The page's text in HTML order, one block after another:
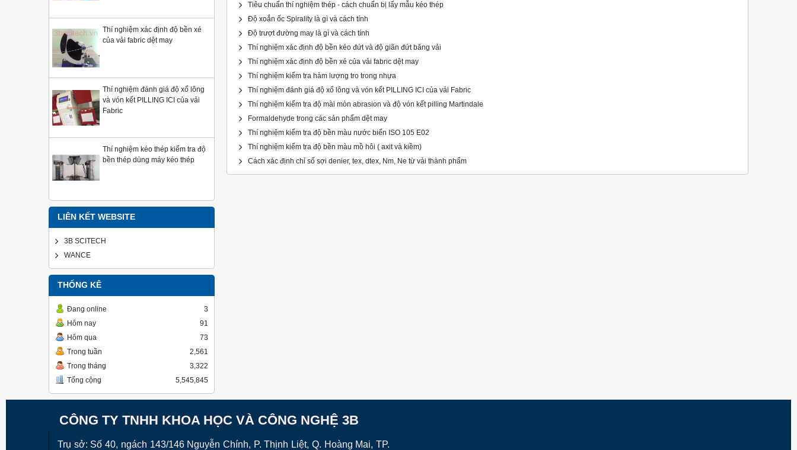
Thí nghiệm xác định độ bền xé
của vải fabric dệt may
Thí nghiệm đánh giá độ xổ lông
và vón kết PILLING ICI của vải
Fabric
Thí nghiệm kéo thép kiểm tra độ
bền thép dùng máy kéo thép
LIÊN KẾT WEBSITE
3B SCITECH
WANCE
THỐNG KÊ
Đang online
3
Hôm nay
91
Hôm qua
73
Trong tuần
2,561
Trong tháng
3,322
Tổng cộng
5,545,845
Tiêu chuẩn thí nghiệm thép - cách chuẩn bị lấy mẫu kéo thép
Độ xoắn ốc Spirality là gì và cách tính
Độ trượt đường may là gì và cách tính
Thí nghiệm xác định độ bền kéo đứt và độ giãn đứt băng vải
Thí nghiệm xác định độ bền xé của vải fabric dệt may
Thí nghiệm kiểm tra hàm lượng tro trong nhựa
Thí nghiệm đánh giá độ xổ lông và vón kết PILLING ICI của vải Fabric
Thí nghiệm kiểm tra độ mài mòn abrasion và độ vón kết pilling Martindale
Formaldehyde trong các sản phẩm dệt may
Thí nghiệm kiểm tra độ bền màu nước biển ISO 105 E02
Thí nghiệm kiểm tra độ bền màu mồ hôi ( axit và kiềm)
Cách xác định chỉ số sợi denier, tex, dtex, Nm, Ne từ vải thành phẩm
CÔNG TY TNHH KHOA HỌC VÀ CÔNG NGHỆ 3B
Trụ sở: Số 40, ngách 143/146 Nguyễn Chính, P. Thịnh Liệt, Q. Hoàng Mai, TP.